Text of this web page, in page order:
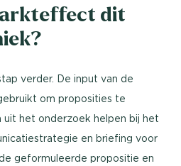
dit
verder. De input van de
om proposities te
uit het onderzoek helpen bij het
en briefing voor
geformuleerde propositie en